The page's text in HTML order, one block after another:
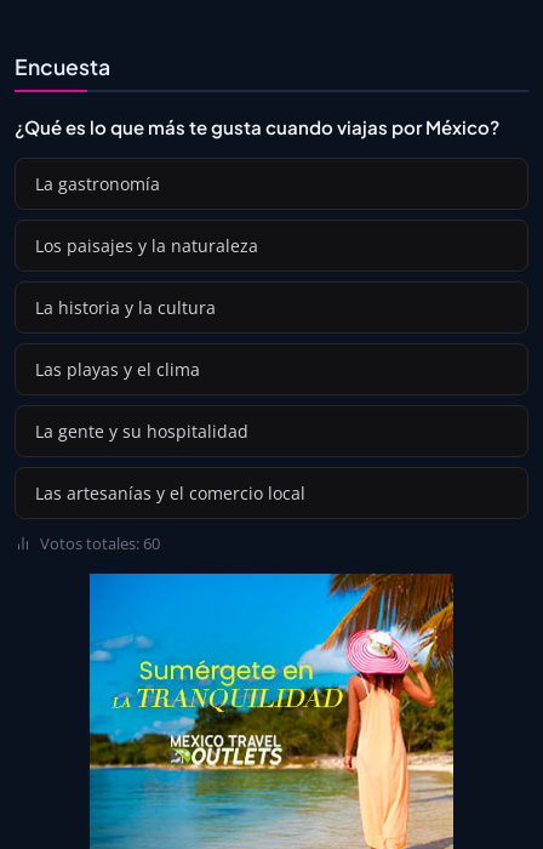
Encuesta
¿Qué es lo que más te gusta cuando viajas por México?
La gastronomía
Los paisajes y la naturaleza
La historia y la cultura
Las playas y el clima
La gente y su hospitalidad
Las artesanías y el comercio local
Votos totales: 60